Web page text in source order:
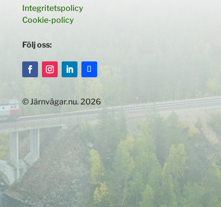
Integritetspolicy
Cookie-policy
Följ oss:
© Järnvägar.nu. 2026